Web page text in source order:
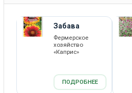
Забава
Фермерское
хозяйство
«Каприс»
ПОДРОБНЕЕ